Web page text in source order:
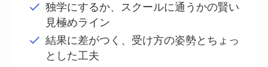
独学にするか、スクールに通うかの賢い
見極めライン
結果に差がつく、受け方の姿勢とちょっ
とした工夫